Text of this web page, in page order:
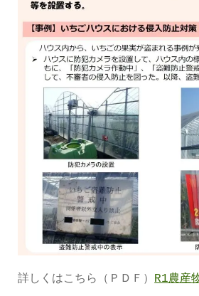
詳しくはこちら（ＰＤＦ） R1農産